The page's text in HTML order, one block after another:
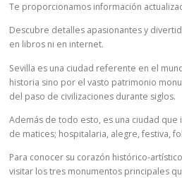
Te proporcionamos información
Descubre detalles apasionantes y
en libros ni en internet.
Sevilla es una ciudad referente en el
historia sino por el vasto patrimonio
del paso de civilizaciones durante siglos.
Además de todo esto, es una ciudad que
de matices; hospitalaria, alegre, festiva,
Para conocer su corazón histórico-
visitar los tres monumentos principales